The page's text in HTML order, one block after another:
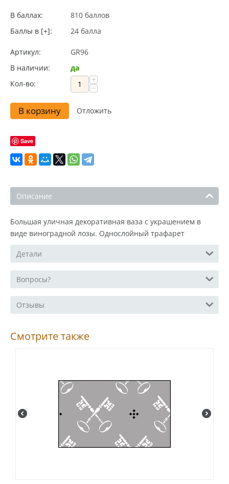
В баллах:
810 баллов
Баллы в [+]:
24 балла
Артикул:
GR96
В наличии:
да
Кол-во:
+
−
В корзину Отложить
Save
Описание
Большая уличная декоративная ваза с украшением в
виде виноградной лозы. Однослойный трафарет
Детали
Вопросы?
Отзывы
Смотрите также